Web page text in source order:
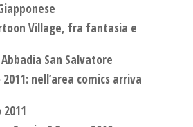
Village, fra fantasia e
San Salvatore
nell’area comics arriva